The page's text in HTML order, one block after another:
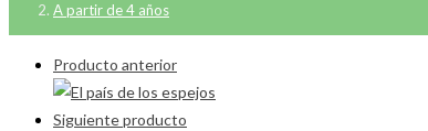
A partir de 4 años
Producto anterior
Siguiente producto